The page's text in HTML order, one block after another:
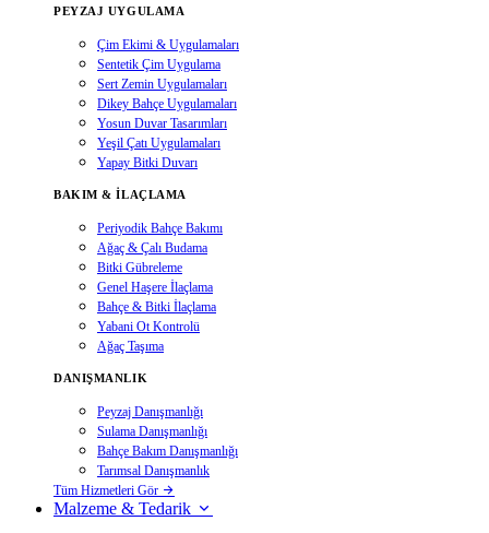
PEYZAJ UYGULAMA
Çim Ekimi & Uygulamaları
Sentetik Çim Uygulama
Sert Zemin Uygulamaları
Dikey Bahçe Uygulamaları
Yosun Duvar Tasarımları
Yeşil Çatı Uygulamaları
Yapay Bitki Duvarı
BAKIM & İLAÇLAMA
Periyodik Bahçe Bakımı
Ağaç & Çalı Budama
Bitki Gübreleme
Genel Haşere İlaçlama
Bahçe & Bitki İlaçlama
Yabani Ot Kontrolü
Ağaç Taşıma
DANIŞMANLIK
Peyzaj Danışmanlığı
Sulama Danışmanlığı
Bahçe Bakım Danışmanlığı
Tarımsal Danışmanlık
Tüm Hizmetleri Gör
Malzeme & Tedarik